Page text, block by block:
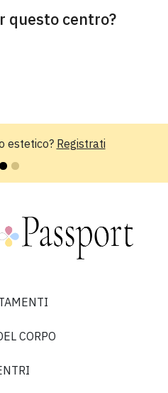
questo centro?
estetico? Registrati
CORPO